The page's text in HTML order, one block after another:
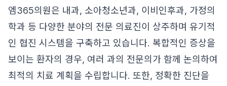
엠365의원은 내과, 소아청소년과, 이비인후과, 가정의
학과 등 다양한 분야의 전문 의료진이 상주하며 유기적
인 협진 시스템을 구축하고 있습니다. 복합적인 증상을
보이는 환자의 경우, 여러 과의 전문의가 함께 논의하여
최적의 치료 계획을 수립합니다. 또한, 정확한 진단을